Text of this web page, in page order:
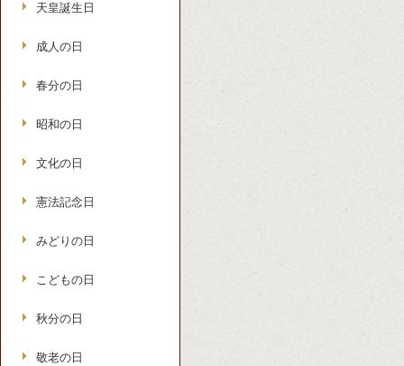
天皇誕生日
成人の日
春分の日
昭和の日
文化の日
憲法記念日
みどりの日
こどもの日
秋分の日
敬老の日